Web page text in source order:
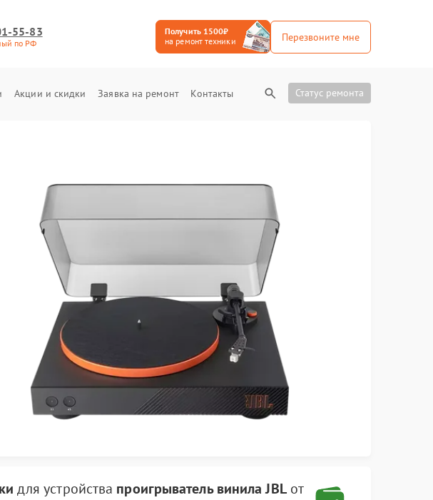
55-83
по РФ
Получить 1500₽
на ремонт техники
Перезвоните мне
Акции и скидки Заявка на ремонт Контакты Статус ремонта
для устройства проигрыватель винила JBLот